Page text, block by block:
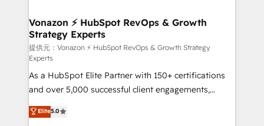
➤ L’intégration de CRM et de méthodologie RevOps
pour aligner les équipes marketing, commerciales et
support client (data migration, synchronisation API,
audit et maintenance) ➤ La création de sites internet
de conversion qui transforment les visiteurs en
opportunités d'affaires ➤ La mise en place de
stratégies d'acquisition marketing (SEO, SEA,
inbound, automatisation marketing, ABM, IA,
Vonazon ⚡ HubSpot RevOps & Growth
Strategy Experts
提供元：Vonazon ⚡ HubSpot RevOps & Growth Strategy
Experts
As a HubSpot Elite Partner with 150+ certifications
and over 5,000 successful client engagements,
Vonazon turns marketing complexity into
measurable, scalable growth. From onboarding to
Elite5.0